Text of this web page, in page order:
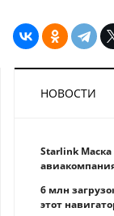
НОВОСТИ
Starlink
6 млн
этот